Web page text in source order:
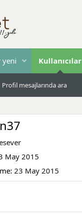
yeni Kullanıcılar
Profil mesajlarında ara
May 2015
23 May 2015